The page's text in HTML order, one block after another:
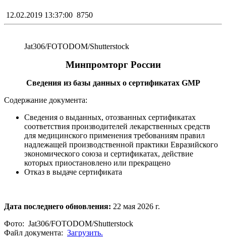
12.02.2019 13:37:00 8750
Jat306/FOTODOM/Shutterstoсk
Минпромторг России
Сведения из базы данных о сертификатах GMP
Содержание документа:
Сведения о выданных, отозванных сертификатах
соответствия производителей лекарственных средств
для медицинского применения требованиям правил
надлежащей производственной практики Евразийского
экономического союза и сертификатах, действие
которых приостановлено или прекращено
Отказ в выдаче сертификата
Дата последнего обновления: 22 мая 2026 г.
Фото: Jat306/FOTODOM/Shutterstoсk
Файл документа: Загрузить.